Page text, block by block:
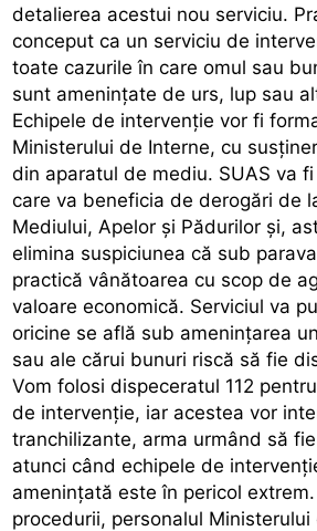
detalierea acestui nou serviciu.
conceput ca un serviciu de
toate cazurile în care omul sau
sunt amenințate de urs, lup sau
Echipele de intervenție vor fi
Ministerului de Interne, cu
din aparatul de mediu. SUAS va
care va beneficia de derogări de
Mediului, Apelor și Pădurilor și,
elimina suspiciunea că sub
practică vânătoarea cu scop de
valoare economică. Serviciul va
oricine se află sub amenințarea
sau ale cărui bunuri riscă să fie
Vom folosi dispeceratul 112
de intervenție, iar acestea vor
tranchilizante, arma urmând să
atunci când echipele de
amenințată este în pericol
procedurii, personalul